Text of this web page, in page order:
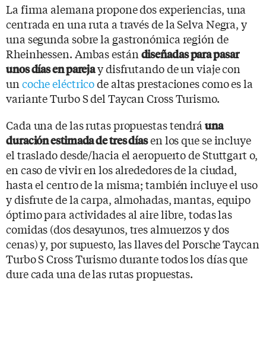
La firma alemana propone dos experiencias, una
centrada en una ruta a través de la Selva Negra, y
una segunda sobre la gastronómica región de
Rheinhessen. Ambas están diseñadas para pasar
unos días en parejay disfrutando de un viaje con
uncoche eléctricode altas prestaciones como es la
variante Turbo S del Taycan Cross Turismo.
Cada una de las rutas propuestas tendrá una
duración estimada de tres díasen los que se incluye
el traslado desde/hacia el aeropuerto de Stuttgart o,
en caso de vivir en los alrededores de la ciudad,
hasta el centro de la misma; también incluye el uso
y disfrute de la carpa, almohadas, mantas, equipo
óptimo para actividades al aire libre, todas las
comidas (dos desayunos, tres almuerzos y dos
cenas) y, por supuesto, las llaves del Porsche Taycan
Turbo S Cross Turismo durante todos los días que
dure cada una de las rutas propuestas.